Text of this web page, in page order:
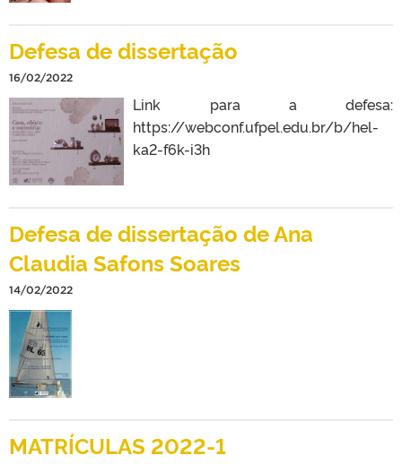
Defesa de dissertação
16/02/2022
Link para a defesa:
https://webconf.ufpel.edu.br/b/hel-
ka2-f6k-i3h
Defesa de dissertação de Ana
Claudia Safons Soares
14/02/2022
MATRÍCULAS 2022-1